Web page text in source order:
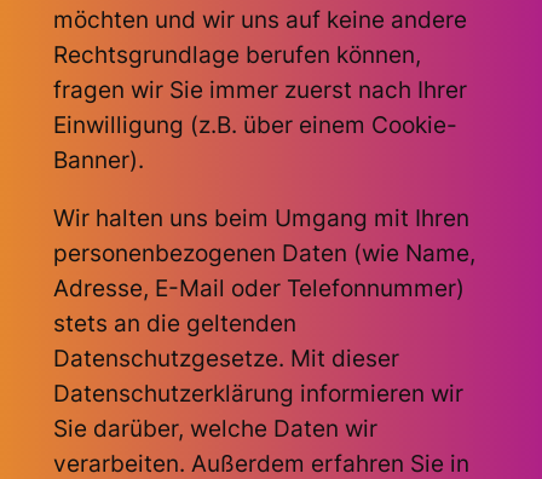
möchten und wir uns auf keine andere
Rechtsgrundlage berufen können,
fragen wir Sie immer zuerst nach Ihrer
Einwilligung (z.B. über einem Cookie-
Banner).
Wir halten uns beim Umgang mit Ihren
personenbezogenen Daten (wie Name,
Adresse, E-Mail oder Telefonnummer)
stets an die geltenden
Datenschutzgesetze. Mit dieser
Datenschutzerklärung informieren wir
Sie darüber, welche Daten wir
verarbeiten. Außerdem erfahren Sie in